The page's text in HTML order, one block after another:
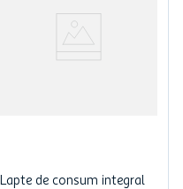
Lapte de consum integral